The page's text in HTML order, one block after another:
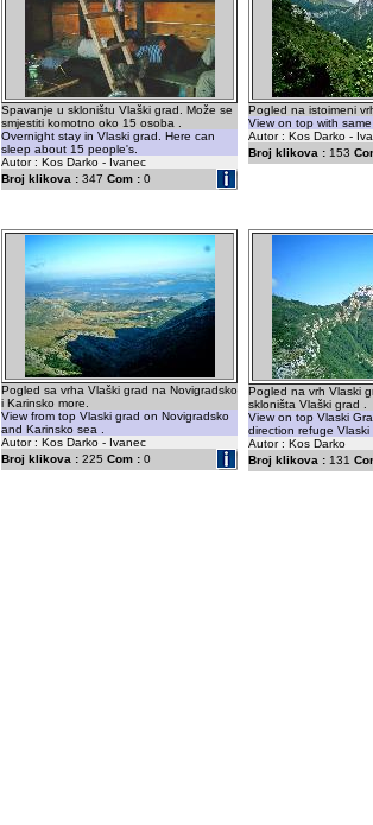
Spavanje u skloništu Vlaški grad. Može se
smjestiti komotno oko 15 osoba .
Overnight stay in Vlaski grad. Here can
sleep about 15 people's.
Autor : Kos Darko - Ivanec
Broj klikova : 347 Com : 0
Pogled na istoimeni
View on top with
Autor : Kos Darko -
Broj klikova : 153
Pogled sa vrha Vlaški grad na Novigradsko
i Karinsko more.
View from top Vlaski grad on Novigradsko
and Karinsko sea .
Autor : Kos Darko - Ivanec
Broj klikova : 225 Com : 0
Pogled na vrh Vlaski
skloništa Vlaški grad .
View on top Vlaski
direction refuge Vlaski
Autor : Kos Darko
Broj klikova : 131